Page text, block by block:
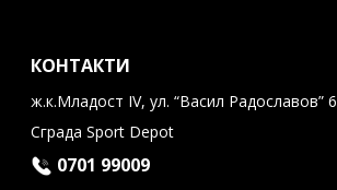
КОНТАКТИ
ж.к.Младост IV, ул. “Васил Радославов” 6
Сграда Sport Depot
0701 99009